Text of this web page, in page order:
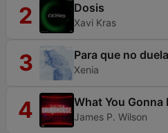
2 Dosis
Xavi Kras
3 Para que no duela
Xenia
4 What You Gonna
James P. Wilson